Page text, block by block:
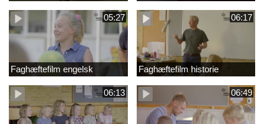
05:27
Faghæftefilm engelsk
06:17
Faghæftefilm historie
06:13 06:49